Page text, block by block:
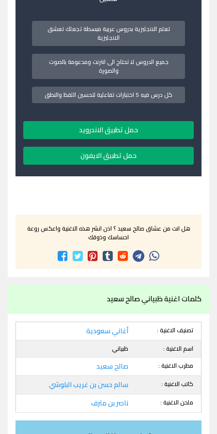
تعلم الانجليزية بدروس عربية مبسطة تجعلك تعشق
الانجليزية
جميع الدروس لا تحتاج الى انترنت ومدعومة بالصوت
والصورة
كل درس فيه 5 اختبارات تفاعلية لتحسين اللفظ والنطق
حمل تطبيق الاندرويد
حمل تطبيق الايفون
هل انت من عشاق صالح سعيد ؟ اذن انشر هذه الاغنية واعكس روعة
احساسك وذوقك
كلمات اغنية ظبياني صالح سعيد
تصنيف الاغنية : أغاني سعودية
اسم الاغنية :
ظبياني
مطرب الاغنية :
صالح سعيد
كاتب الاغنية : سالم حسن بن غريب البلوشي
ملحن الاغنية : ناصر بن مترف